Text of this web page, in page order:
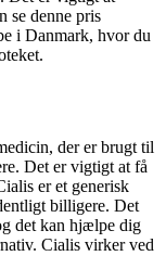
se denne pris
i Danmark, hvor du
der er brugt til
Det er vigtigt at få
er et generisk
billigere. Det
det kan hjælpe dig
Cialis virker ved